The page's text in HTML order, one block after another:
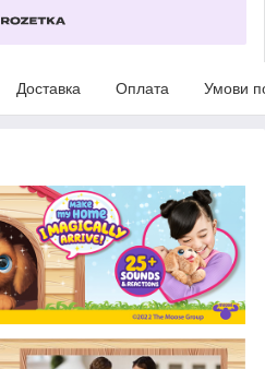
Доставка Оплата Умови